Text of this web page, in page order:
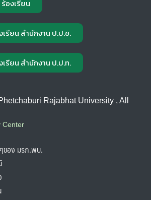
องเรียน
รียน สำนักงาน ป.ป.ช.
รียน สำนักงาน ป.ป.ท.
Rajabhat University , All
Center
อง มรภ.พบ.